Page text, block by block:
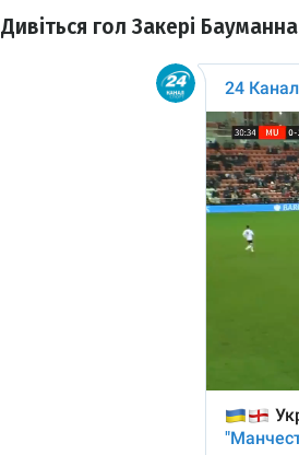
Дивіться гол Закері Бауманна